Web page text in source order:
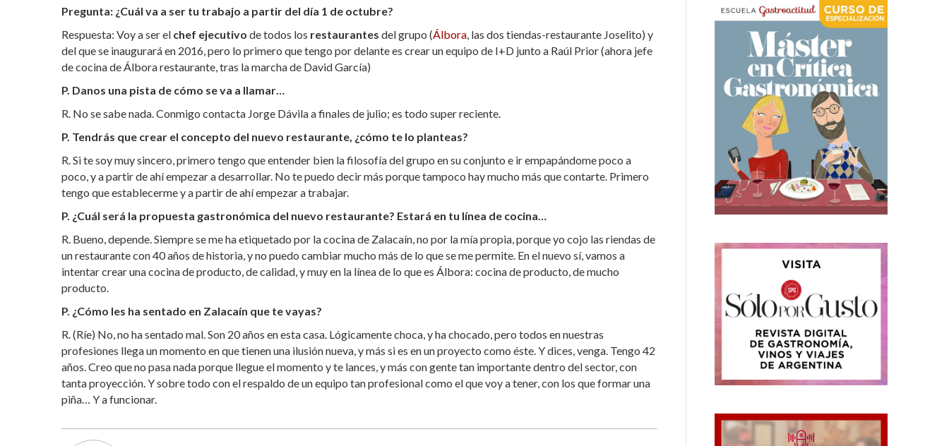
Pregunta: ¿Cuál va a ser tu trabajo a partir del día 1 de octubre?
Respuesta: Voy a ser el chef ejecutivo de todos los restaurantes del grupo (Álbora , las dos tiendas-restaurante Joselito) y
del que se inaugurará en 2016, pero lo primero que tengo por delante es crear un equipo de I+D junto a Raúl Prior (ahora jefe
de cocina de Álbora restaurante, tras la marcha de David García)
P. Danos una pista de cómo se va a llamar…
R. No se sabe nada. Conmigo contacta Jorge Dávila a finales de julio; es todo super reciente.
P. Tendrás que crear el concepto del nuevo restaurante, ¿cómo te lo planteas?
R. Si te soy muy sincero, primero tengo que entender bien la filosofía del grupo en su conjunto e ir empapándome poco a
poco, y a partir de ahí empezar a desarrollar. No te puedo decir más porque tampoco hay mucho más que contarte. Primero
tengo que establecerme y a partir de ahí empezar a trabajar.
P. ¿Cuál será la propuesta gastronómica del nuevo restaurante? Estará en tu línea de cocina…
R. Bueno, depende. Siempre se me ha etiquetado por la cocina de Zalacaín, no por la mía propia, porque yo cojo las riendas de
un restaurante con 40 años de historia, y no puedo cambiar mucho más de lo que se me permite. En el nuevo sí, vamos a
intentar crear una cocina de producto, de calidad, y muy en la línea de lo que es Álbora: cocina de producto, de mucho
producto.
P. ¿Cómo les ha sentado en Zalacaín que te vayas?
R. (Ríe) No, no ha sentado mal. Son 20 años en esta casa. Lógicamente choca, y ha chocado, pero todos en nuestras
profesiones llega un momento en que tienen una ilusión nueva, y más si es en un proyecto como éste. Y dices, venga. Tengo 42
años. Creo que no pasa nada porque llegue el momento y te lances, y más con gente tan importante dentro del sector, con
tanta proyección. Y sobre todo con el respaldo de un equipo tan profesional como el que voy a tener, con los que formar una
piña… Y a funcionar.